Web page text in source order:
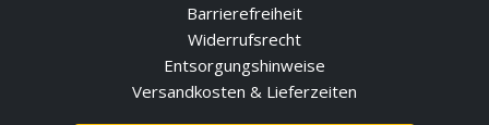
Barrierefreiheit
Widerrufsrecht
Entsorgungshinweise
Versandkosten & Lieferzeiten